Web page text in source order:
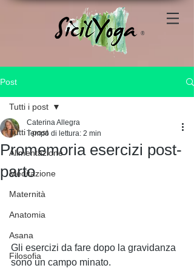
®
Post
Tutti i post
Alimentazione
Meditazione
Maternità
Anatomia
Asana
Filosofia
Tutti i post
Promemoria esercizi post-
parto
Caterina Allegra
Tempo di lettura: 2 min
Gli esercizi da fare dopo la gravidanza
sono un campo minato.